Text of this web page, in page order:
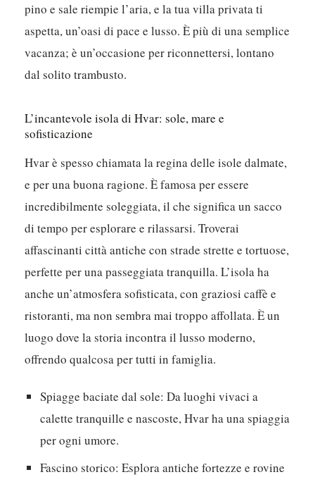
pino e sale riempie l’aria, e la tua villa privata ti
aspetta, un’oasi di pace e lusso. È più di una semplice
vacanza; è un’occasione per riconnettersi, lontano
dal solito trambusto.
L’incantevole isola di Hvar: sole, mare e
sofisticazione
Hvar è spesso chiamata la regina delle isole dalmate,
e per una buona ragione. È famosa per essere
incredibilmente soleggiata, il che significa un sacco
di tempo per esplorare e rilassarsi. Troverai
affascinanti città antiche con strade strette e tortuose,
perfette per una passeggiata tranquilla. L’isola ha
anche un’atmosfera sofisticata, con graziosi caffè e
ristoranti, ma non sembra mai troppo affollata. È un
luogo dove la storia incontra il lusso moderno,
offrendo qualcosa per tutti in famiglia.
Spiagge baciate dal sole: Da luoghi vivaci a
calette tranquille e nascoste, Hvar ha una spiaggia
per ogni umore.
Fascino storico: Esplora antiche fortezze e rovine